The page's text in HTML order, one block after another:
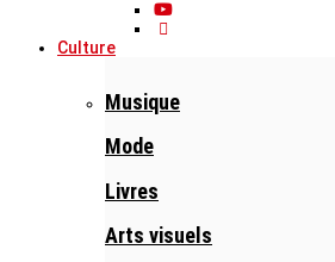
Culture
Musique
Mode
Livres
Arts visuels